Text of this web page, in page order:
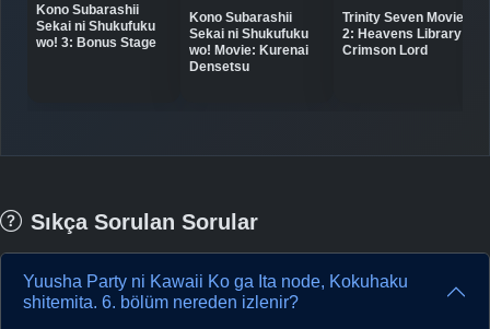
Kono Subarashii
Sekai ni Shukufuku
wo! 3: Bonus Stage
Kono Subarashii
Sekai ni Shukufuku
wo! Movie: Kurenai
Densetsu
Trinity Seven Movie
2: Heavens Library to
Crimson Lord
Sıkça Sorulan Sorular
Yuusha Party ni Kawaii Ko ga Ita node, Kokuhaku
shitemita. 6. bölüm nereden izlenir?